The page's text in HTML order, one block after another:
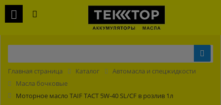
Главная страница Каталог
Автомасла и спецжидкости
Масла бочковые
Моторное масло TAIF TACT 5W-40 SL/CF в розлив 1л